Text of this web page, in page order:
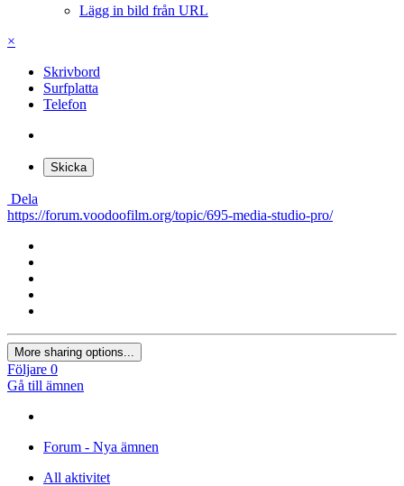
Lägg in bild från URL
×
Skrivbord
Surfplatta
Telefon
Skicka
Dela
https://forum.voodoofilm.org/topic/695-media-studio-pro/
More sharing options...
Följare 0
Gå till ämnen
Forum - Nya ämnen
All aktivitet